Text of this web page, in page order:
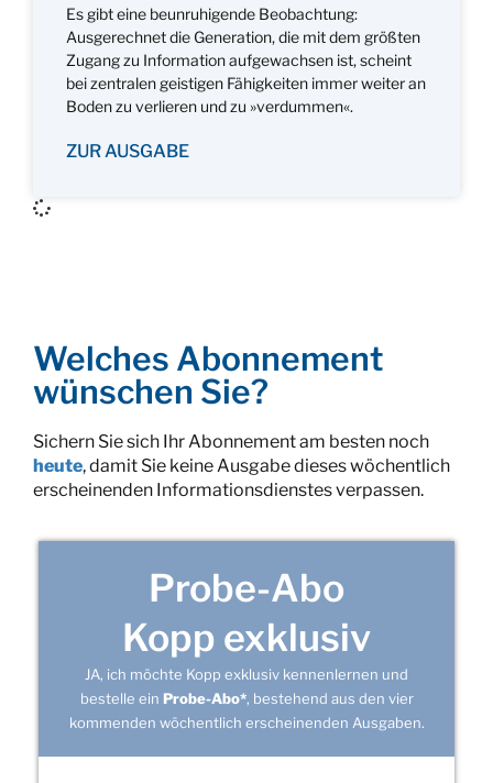
Es gibt eine beunruhigende Beobachtung:
Ausgerechnet die Generation, die mit dem größten
Zugang zu Information aufgewachsen ist, scheint
bei zentralen geistigen Fähigkeiten immer weiter an
Boden zu verlieren und zu »verdummen«.
ZUR AUSGABE
Welches Abonnement
wünschen Sie?
Sichern Sie sich Ihr Abonnement am besten noch
heute, damit Sie keine Ausgabe dieses wöchentlich
erscheinenden Informationsdienstes verpassen.
Probe-Abo
Kopp exklusiv
JA, ich möchte Kopp exklusiv kennenlernen und
bestelle ein Probe-Abo*, bestehend aus den vier
kommenden wöchentlich erscheinenden Ausgaben.